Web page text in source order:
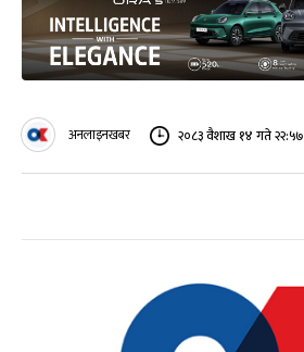
अनलाइनखबर २०८३ वैशाख १४ गते २२:५७